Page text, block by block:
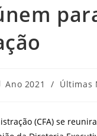
Ano 2021 / Últimas
(CFA) se